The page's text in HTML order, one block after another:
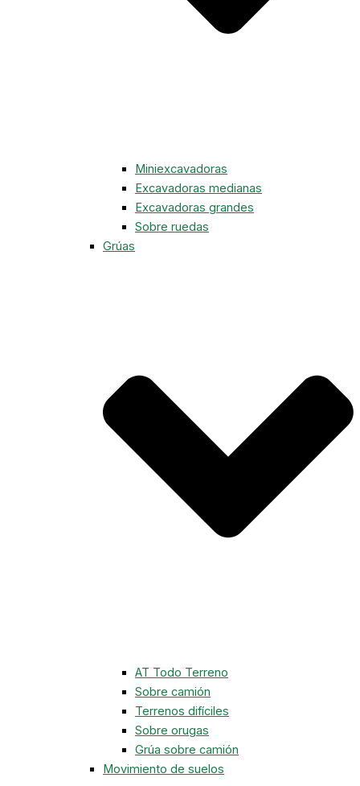
Miniexcavadoras
Excavadoras medianas
Excavadoras grandes
Sobre ruedas
Grúas
AT Todo Terreno
Sobre camión
Terrenos difíciles
Sobre orugas
Grúa sobre camión
Movimiento de suelos